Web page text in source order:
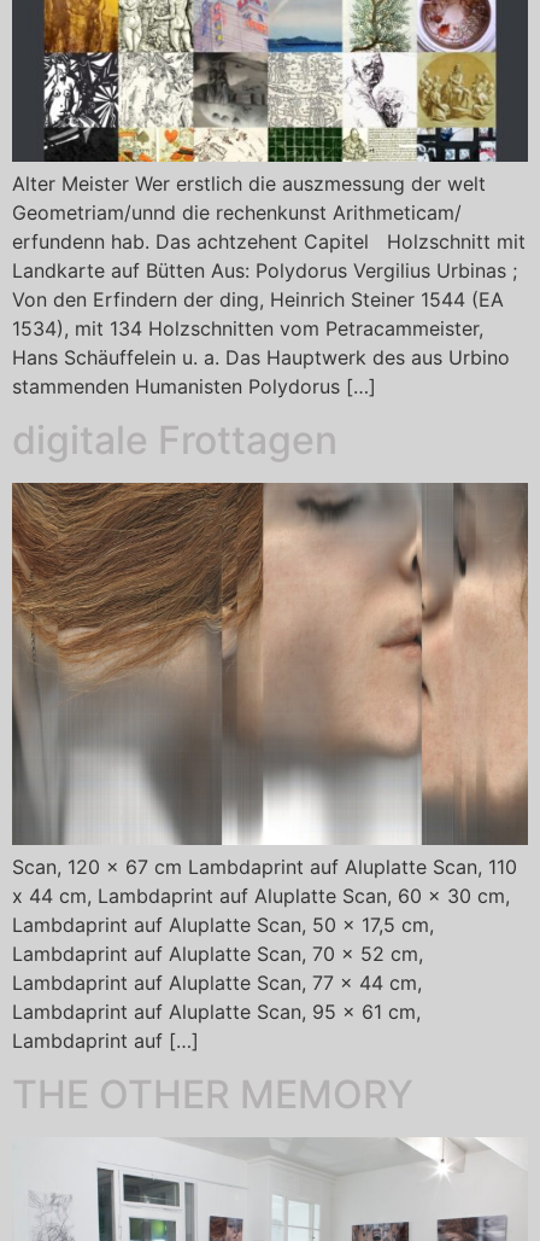
Alter Meister Wer erstlich die auszmessung der welt
Geometriam/unnd die rechenkunst Arithmeticam/
erfundenn hab. Das achtzehent Capitel Holzschnitt mit
Landkarte auf Bütten Aus: Polydorus Vergilius Urbinas ;
Von den Erfindern der ding, Heinrich Steiner 1544 (EA
1534), mit 134 Holzschnitten vom Petracammeister,
Hans Schäuffelein u. a. Das Hauptwerk des aus Urbino
stammenden Humanisten Polydorus […]
digitale Frottagen
Scan, 120 x 67 cm Lambdaprint auf Aluplatte Scan, 110
x 44 cm, Lambdaprint auf Aluplatte Scan, 60 x 30 cm,
Lambdaprint auf Aluplatte Scan, 50 x 17,5 cm,
Lambdaprint auf Aluplatte Scan, 70 x 52 cm,
Lambdaprint auf Aluplatte Scan, 77 x 44 cm,
Lambdaprint auf Aluplatte Scan, 95 x 61 cm,
Lambdaprint auf […]
THE OTHER MEMORY